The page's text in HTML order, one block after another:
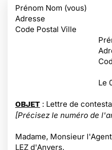
Prénom Nom (vous)
Adresse
Code Postal Ville
Le
OBJET : Lettre de
[Précisez le numéro de
Madame, Monsieur
LEZ d'Anvers,